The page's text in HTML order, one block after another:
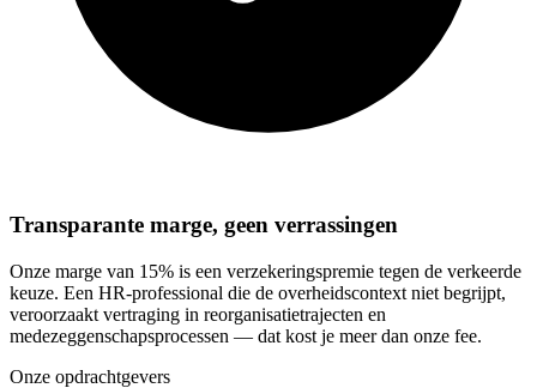
Transparante marge, geen verrassingen
Onze marge van 15% is een verzekeringspremie tegen de verkeerde
keuze. Een HR-professional die de overheidscontext niet begrijpt,
veroorzaakt vertraging in reorganisatietrajecten en
medezeggenschapsprocessen — dat kost je meer dan onze fee.
Onze opdrachtgevers